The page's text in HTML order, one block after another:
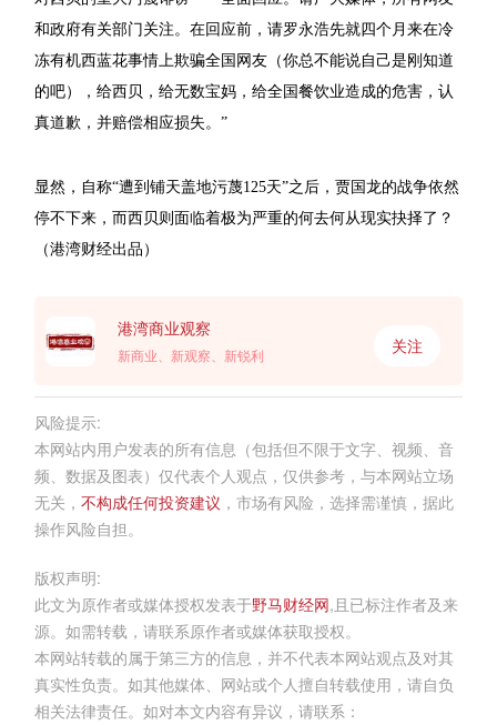
和政府有关部门关注。在回应前，请罗永浩先就四个月来在冷
冻有机西蓝花事情上欺骗全国网友（你总不能说自己是刚知道
的吧），给西贝，给无数宝妈，给全国餐饮业造成的危害，认
真道歉，并赔偿相应损失。”
显然，自称“遭到铺天盖地污蔑125天”之后，贾国龙的战争依然
停不下来，而西贝则面临着极为严重的何去何从现实抉择了？
（港湾财经出品）
港湾商业观察
新商业、新观察、新锐利 关注
风险提示:
本网站内用户发表的所有信息（包括但不限于文字、视频、音
频、数据及图表）仅代表个人观点，仅供参考，与本网站立场
无关， 不构成任何投资建议 ，市场有风险，选择需谨慎，据此
操作风险自担。
版权声明:
此文为原作者或媒体授权发表于野马财经网,且已标注作者及来
源。如需转载，请联系原作者或媒体获取授权。
本网站转载的属于第三方的信息，并不代表本网站观点及对其
真实性负责。如其他媒体、网站或个人擅自转载使用，请自负
相关法律责任。如对本文内容有异议，请联系：